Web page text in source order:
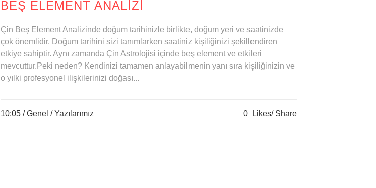
BEŞ ELEMENT ANALIZI
Çin Beş Element Analizinde doğum tarihinizle birlikte, doğum yeri ve saatinizde
çok önemlidir. Doğum tarihini sizi tanımlarken saatiniz kişiliğinizi şekillendiren
etkiye sahiptir. Aynı zamanda Çin Astrolojisi içinde beş element ve etkileri
mevcuttur.Peki neden? Kendinizi tamamen anlayabilmenin yanı sıra kişiliğinizin ve
o yılki profesyonel ilişkilerinizi doğası...
10:05 /Genel /Yazılarımız 0 Likes Share